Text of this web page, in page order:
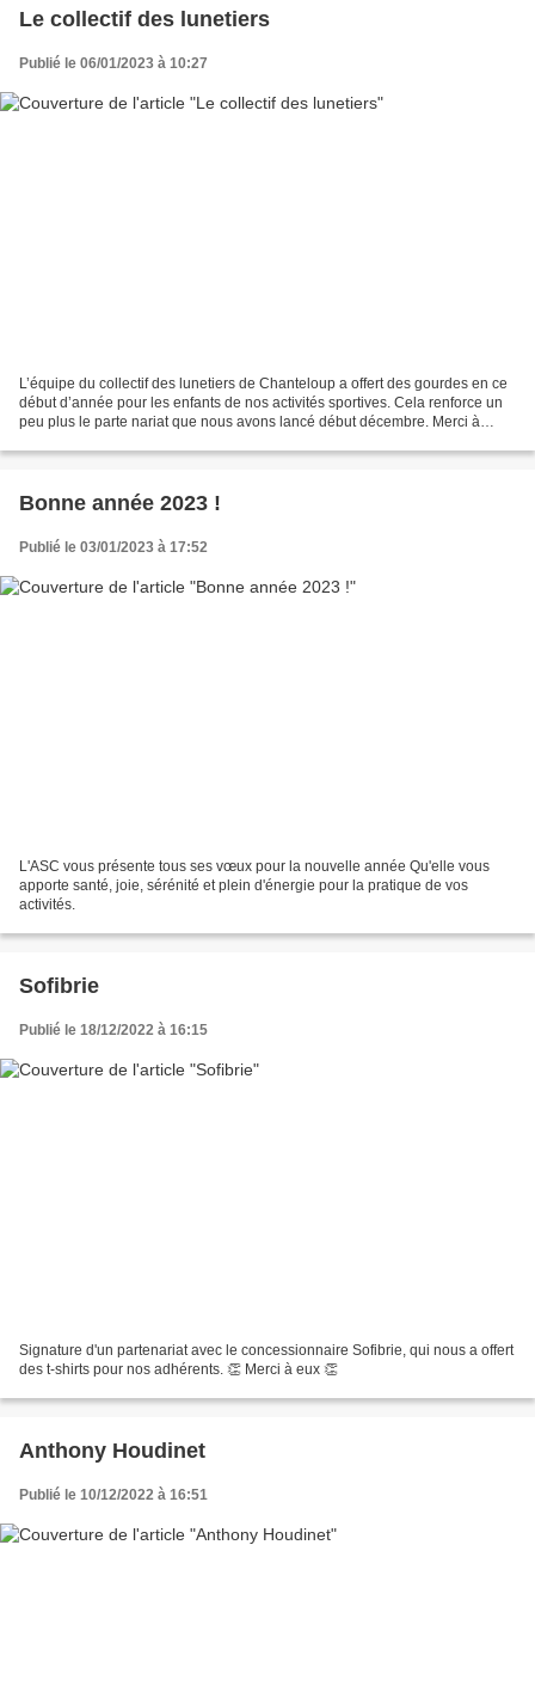
Le collectif des lunetiers
Publié le 06/01/2023 à 10:27
L’équipe du collectif des lunetiers de Chanteloup a offert des gourdes en ce
début d’année pour les enfants de nos activités sportives. Cela renforce un
peu plus le parte nariat que nous avons lancé début décembre. Merci à
Bonne année 2023 !
Publié le 03/01/2023 à 17:52
L'ASC vous présente tous ses vœux pour la nouvelle année Qu'elle vous
apporte santé, joie, sérénité et plein d'énergie pour la pratique de vos
activités.
Sofibrie
Publié le 18/12/2022 à 16:15
Signature d'un partenariat avec le concessionnaire Sofibrie, qui nous a offert
des t-shirts pour nos adhérents. 👏 Merci à eux 👏
Anthony Houdinet
Publié le 10/12/2022 à 16:51